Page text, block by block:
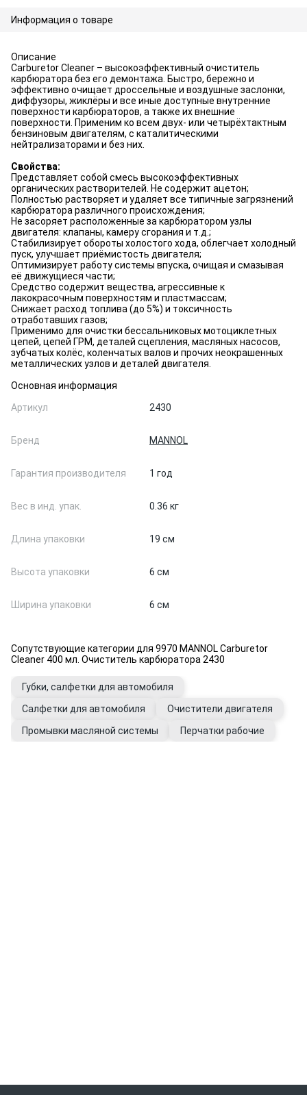
Информация о товаре
Описание
Carburetor Cleaner – высокоэффективный очиститель
карбюратора без его демонтажа. Быстро, бережно и
эффективно очищает дроссельные и воздушные заслонки,
диффузоры, жиклёры и все иные доступные внутренние
поверхности карбюраторов, а также их внешние
поверхности. Применим ко всем двух- или четырёхтактным
бензиновым двигателям, с каталитическими
нейтрализаторами и без них.
Свойства:
Представляет собой смесь высокоэффективных
органических растворителей. Не содержит ацетон;
Полностью растворяет и удаляет все типичные загрязнений
карбюратора различного происхождения;
Не засоряет расположенные за карбюратором узлы
двигателя: клапаны, камеру сгорания и т.д.;
Стабилизирует обороты холостого хода, облегчает холодный
пуск, улучшает приёмистость двигателя;
Оптимизирует работу системы впуска, очищая и смазывая
её движущиеся части;
Средство содержит вещества, агрессивные к
лакокрасочным поверхностям и пластмассам;
Снижает расход топлива (до 5%) и токсичность
отработавших газов;
Применимо для очистки бессальниковых мотоциклетных
цепей, цепей ГРМ, деталей сцепления, масляных насосов,
зубчатых колёс, коленчатых валов и прочих неокрашенных
металлических узлов и деталей двигателя.
Основная информация
Артикул
2430
Бренд MANNOL
Гарантия производителя 1 год
Вес в инд. упак. 0.36 кг
Длина упаковки 19 см
Высота упаковки 6 см
Ширина упаковки 6 см
Сопутствующие категории для 9970 MANNOL Carburetor
Cleaner 400 мл. Очиститель карбюратора 2430
Губки, салфетки для автомобиля
Салфетки для автомобиля
Очистители двигателя
Промывки масляной системы
Перчатки рабочие